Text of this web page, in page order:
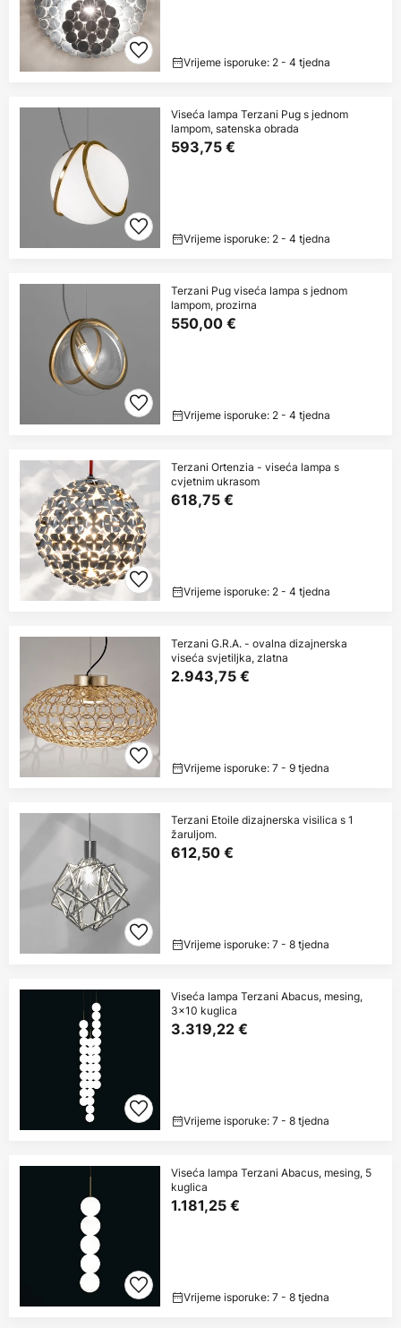
Vrijeme isporuke: 2 - 4 tjedna
Viseća lampa Terzani Pug s jednom
lampom, satenska obrada
593,75 €
Vrijeme isporuke: 2 - 4 tjedna
Terzani Pug viseća lampa s jednom
lampom, prozirna
550,00 €
Vrijeme isporuke: 2 - 4 tjedna
Terzani Ortenzia - viseća lampa s
cvjetnim ukrasom
618,75 €
Vrijeme isporuke: 2 - 4 tjedna
Terzani G.R.A. - ovalna dizajnerska
viseća svjetiljka, zlatna
2.943,75 €
Vrijeme isporuke: 7 - 9 tjedna
Terzani Etoile dizajnerska visilica s 1
žaruljom.
612,50 €
Vrijeme isporuke: 7 - 8 tjedna
Viseća lampa Terzani Abacus, mesing,
3x10 kuglica
3.319,22 €
Vrijeme isporuke: 7 - 8 tjedna
Viseća lampa Terzani Abacus, mesing, 5
kuglica
1.181,25 €
Vrijeme isporuke: 7 - 8 tjedna